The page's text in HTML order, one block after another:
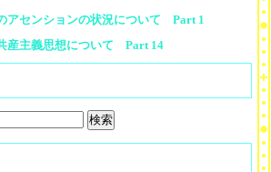
アセンションの状況について Part 1
産主義思想について Part 14